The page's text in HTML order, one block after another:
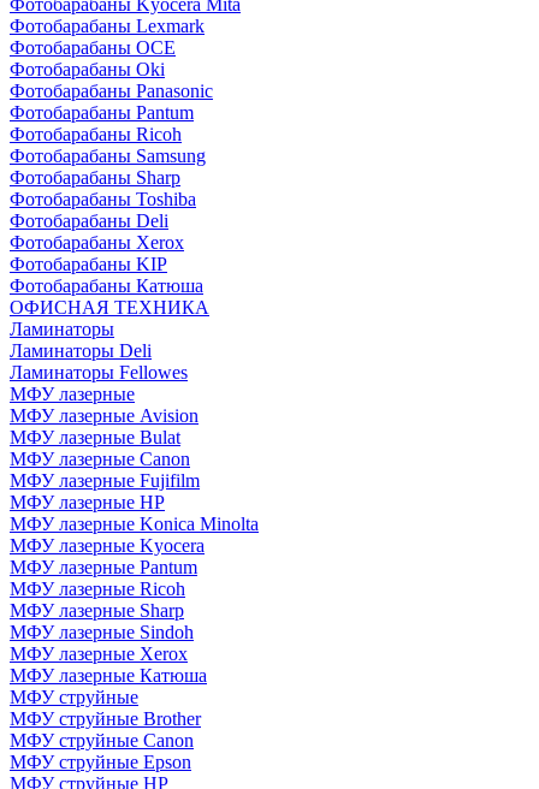
Фотобарабаны Kyocera Mita
Фотобарабаны Lexmark
Фотобарабаны OCE
Фотобарабаны Oki
Фотобарабаны Panasonic
Фотобарабаны Pantum
Фотобарабаны Ricoh
Фотобарабаны Samsung
Фотобарабаны Sharp
Фотобарабаны Toshiba
Фотобарабаны Deli
Фотобарабаны Xerox
Фотобарабаны KIP
Фотобарабаны Катюша
ОФИСНАЯ ТЕХНИКА
Ламинаторы
Ламинаторы Deli
Ламинаторы Fellowes
МФУ лазерные
МФУ лазерные Avision
МФУ лазерные Bulat
МФУ лазерные Canon
МФУ лазерные Fujifilm
МФУ лазерные HP
МФУ лазерные Konica Minolta
МФУ лазерные Kyocera
МФУ лазерные Pantum
МФУ лазерные Ricoh
МФУ лазерные Sharp
МФУ лазерные Sindoh
МФУ лазерные Xerox
МФУ лазерные Катюша
МФУ струйные
МФУ струйные Brother
МФУ струйные Canon
МФУ струйные Epson
МФУ струйные HP